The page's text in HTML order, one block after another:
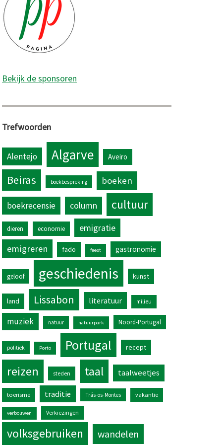
Bekijk de sponsoren
Trefwoorden
Alentejo Algarve Aveiro
Beiras boekbespreking boeken
boekrecensie column cultuur
dieren economie
emigratie
emigreren
fado feest gastronomie
geloof geschiedenis kunst
land Lissabon literatuur milieu
muziek natuur natuurpark Noord-Portugal
politiek Porto Portugal recept
reizen steden taal taalweetjes
toerisme traditie Trás-os-Montes vakantie
verbouwen Verkiezingen
volksgebruiken wandelen